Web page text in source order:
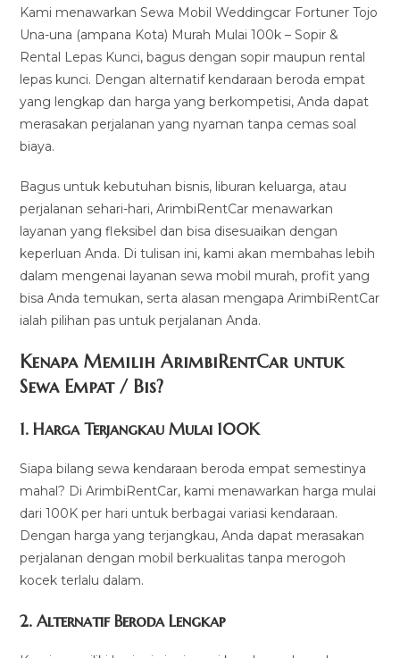
Kami menawarkan Sewa Mobil Weddingcar Fortuner Tojo
Una-una (ampana Kota) Murah Mulai 100k – Sopir &
Rental Lepas Kunci, bagus dengan sopir maupun rental
lepas kunci. Dengan alternatif kendaraan beroda empat
yang lengkap dan harga yang berkompetisi, Anda dapat
merasakan perjalanan yang nyaman tanpa cemas soal
biaya.
Bagus untuk kebutuhan bisnis, liburan keluarga, atau
perjalanan sehari-hari, ArimbiRentCar menawarkan
layanan yang fleksibel dan bisa disesuaikan dengan
keperluan Anda. Di tulisan ini, kami akan membahas lebih
dalam mengenai layanan sewa mobil murah, profit yang
bisa Anda temukan, serta alasan mengapa ArimbiRentCar
ialah pilihan pas untuk perjalanan Anda.
Kenapa Memilih ArimbiRentCar untuk
Sewa Empat / Bis?
1.Harga Terjangkau Mulai 100K
Siapa bilang sewa kendaraan beroda empat semestinya
mahal? Di ArimbiRentCar, kami menawarkan harga mulai
dari 100K per hari untuk berbagai variasi kendaraan.
Dengan harga yang terjangkau, Anda dapat merasakan
perjalanan dengan mobil berkualitas tanpa merogoh
kocek terlalu dalam.
2. Alternatif Beroda Lengkap